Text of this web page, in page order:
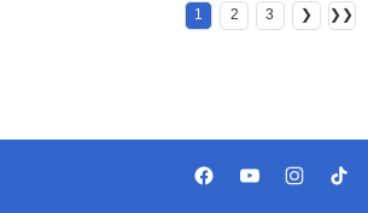
1 2 3 ❯ ❯❯